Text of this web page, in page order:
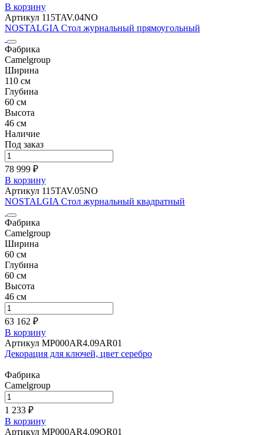
В корзину
Артикул 115TAV.04NO
NOSTALGIA Стол журнальный прямоугольный
Фабрика
Camelgroup
Ширина
110 см
Глубина
60 см
Высота
46 см
Наличие
Под заказ
78 999 ₽
В корзину
Артикул 115TAV.05NO
NOSTALGIA Стол журнальный квадратный
Фабрика
Camelgroup
Ширина
60 см
Глубина
60 см
Высота
46 см
63 162 ₽
В корзину
Артикул MP000AR4.09AR01
Декорация для ключей, цвет серебро
Фабрика
Camelgroup
1 233 ₽
В корзину
Артикул MP000AR4.09OR01